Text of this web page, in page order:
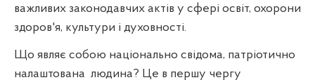
важливих законодавчих актів у сфері освіт, охорони
здоров'я, культури і духовності.
Що являє собою національно свідома, патріотично
налаштована людина? Це в першу чергу